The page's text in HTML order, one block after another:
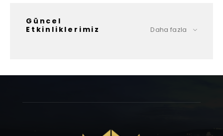
Güncel
Etkinliklerimiz
Daha fazla